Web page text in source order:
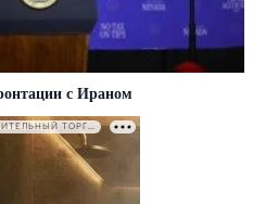
с Ираном
РЕКЛАМА • ООО СТРОИТЕЛЬНЫЙ ТОРГОВЫЙ ДОМ «ПЕТРОВИЧ». ИНН: 7802348846